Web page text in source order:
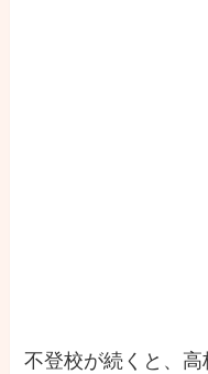
不登校が続くと、